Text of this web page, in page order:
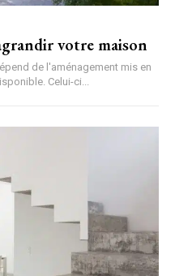
votre maison
de l'aménagement mis en
Celui-ci...